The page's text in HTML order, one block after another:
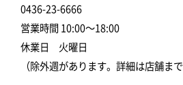
0436-23-6666
営業時間 10:00～18:00
休業日 火曜日
（除外週があります。詳細は店舗まで